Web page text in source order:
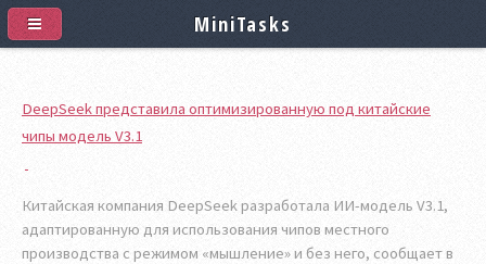
DeepSeek представила оптимизированную под китайские
чипы модель V3.1
Китайская компания DeepSeek разработала ИИ-модель V3.1,
адаптированную для использования чипов местного
производства с режимом «мышление» и без него, сообщает в
MiniTasks